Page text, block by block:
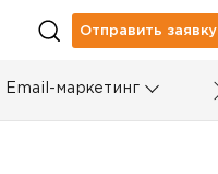
Отправить заявку
Email-маркетинг